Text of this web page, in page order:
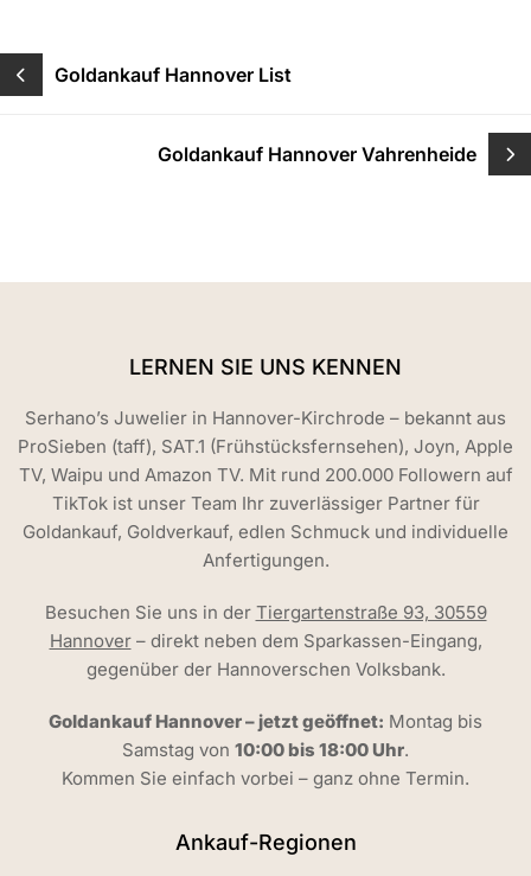
Beitragsnavigation
Goldankauf Hannover List
Goldankauf Hannover Vahrenheide
LERNEN SIE UNS KENNEN
Serhano’s Juwelier in Hannover-Kirchrode – bekannt aus
ProSieben (taff), SAT.1 (Frühstücksfernsehen), Joyn, Apple
TV, Waipu und Amazon TV. Mit rund 200.000 Followern auf
TikTok ist unser Team Ihr zuverlässiger Partner für
Goldankauf, Goldverkauf, edlen Schmuck und individuelle
Anfertigungen.
Besuchen Sie uns in der Tiergartenstraße 93, 30559
Hannover– direkt neben dem Sparkassen-Eingang,
gegenüber der Hannoverschen Volksbank.
Goldankauf Hannover – jetzt geöffnet: Montag bis
Samstag von 10:00 bis 18:00 Uhr.
Kommen Sie einfach vorbei – ganz ohne Termin.
Ankauf-Regionen